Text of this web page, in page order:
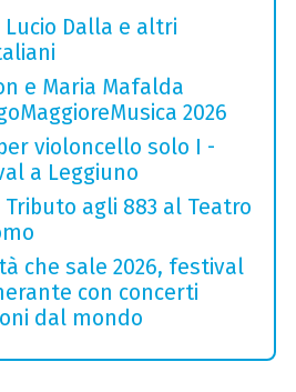
Dalla e altri
e Maria Mafalda
2026
violoncello solo I -
a Leggiuno
agli 883 al Teatro
che sale 2026, festival
con concerti
dal mondo